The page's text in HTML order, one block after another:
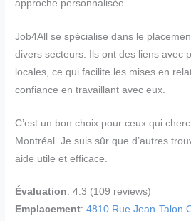
approche personnalisée.
Job4All se spécialise dans le
divers secteurs. Ils ont des liens avec
locales, ce qui facilite les mises en
confiance en travaillant avec eux.
C’est un bon choix pour ceux qui
Montréal. Je suis sûr que d’autres
aide utile et efficace.
Évaluation: 4.3 (109 reviews)
Emplacement:4810 Rue Jean-Talon